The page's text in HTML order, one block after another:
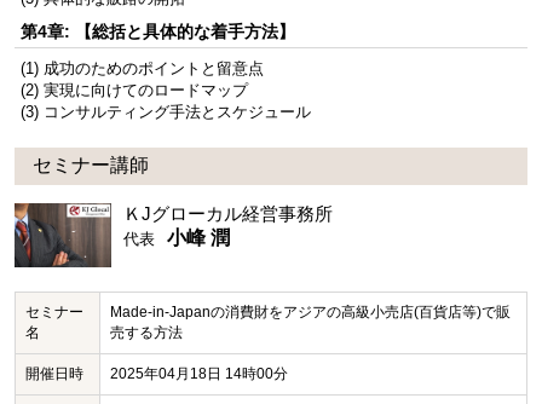
第4章: 【総括と具体的な着手方法】
(1) 成功のためのポイントと留意点
(2) 実現に向けてのロードマップ
(3) コンサルティング手法とスケジュール
セミナー講師
ＫJグローカル経営事務所
代表 小峰 潤
セミナー
名
Made-in-Japanの消費財をアジアの高級小売店(百貨店等)で販
売する方法
開催日時 2025年04月18日 14時00分